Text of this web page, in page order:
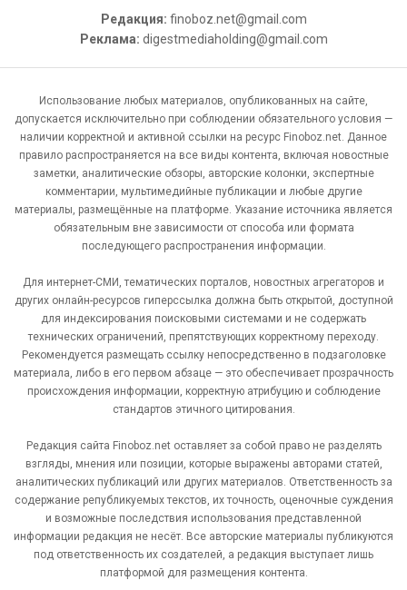
Редакция: finoboz.net@gmail.com
Реклама: digestmediaholding@gmail.com
Использование любых материалов, опубликованных на сайте,
допускается исключительно при соблюдении обязательного условия —
наличии корректной и активной ссылки на ресурс Finoboz.net. Данное
правило распространяется на все виды контента, включая новостные
заметки, аналитические обзоры, авторские колонки, экспертные
комментарии, мультимедийные публикации и любые другие
материалы, размещённые на платформе. Указание источника является
обязательным вне зависимости от способа или формата
последующего распространения информации.
Для интернет-СМИ, тематических порталов, новостных агрегаторов и
других онлайн-ресурсов гиперссылка должна быть открытой, доступной
для индексирования поисковыми системами и не содержать
технических ограничений, препятствующих корректному переходу.
Рекомендуется размещать ссылку непосредственно в подзаголовке
материала, либо в его первом абзаце — это обеспечивает прозрачность
происхождения информации, корректную атрибуцию и соблюдение
стандартов этичного цитирования.
Редакция сайта Finoboz.net оставляет за собой право не разделять
взгляды, мнения или позиции, которые выражены авторами статей,
аналитических публикаций или других материалов. Ответственность за
содержание републикуемых текстов, их точность, оценочные суждения
и возможные последствия использования представленной
информации редакция не несёт. Все авторские материалы публикуются
под ответственность их создателей, а редакция выступает лишь
платформой для размещения контента.